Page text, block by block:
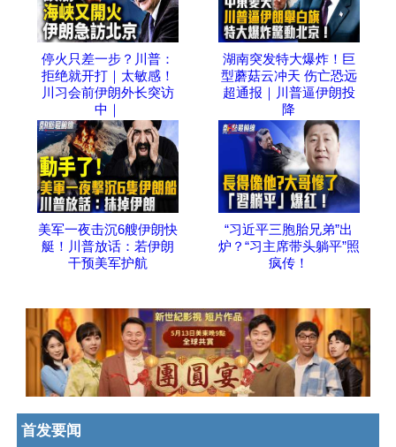
停火只差一步？川普：
拒绝就开打｜太敏感！
川习会前伊朗外长突访
中｜
湖南突发特大爆炸！巨
型蘑菇云冲天 伤亡恐远
超通报｜川普逼伊朗投
降
美军一夜击沉6艘伊朗快
艇！川普放话：若伊朗
干预美军护航
“习近平三胞胎兄弟”出
炉？“习主席带头躺平”照
疯传！
首发要闻